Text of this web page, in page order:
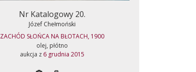
Nr Katalogowy 20.
Józef Chełmoński
ZACHÓD SŁOŃCA NA BŁOTACH, 1900
olej, płótno
aukcja z 6 grudnia 2015